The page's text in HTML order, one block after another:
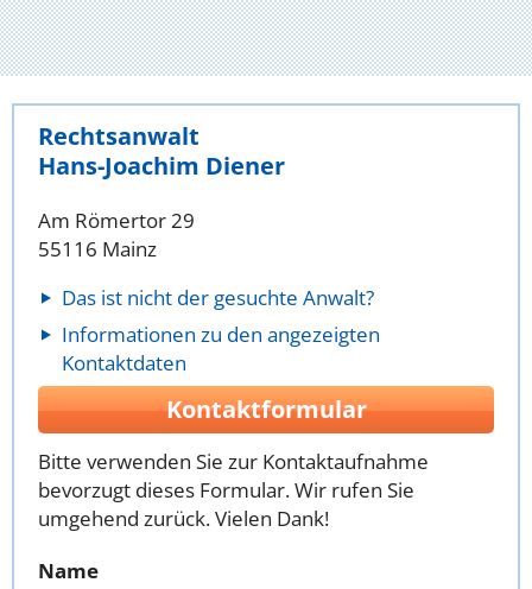
Rechtsanwalt
Hans-Joachim Diener
Am Römertor 29
55116 Mainz
Das ist nicht der gesuchte Anwalt?
Informationen zu den angezeigten
Kontaktdaten
Kontaktformular
Bitte verwenden Sie zur Kontaktaufnahme
bevorzugt dieses Formular. Wir rufen Sie
umgehend zurück. Vielen Dank!
Name